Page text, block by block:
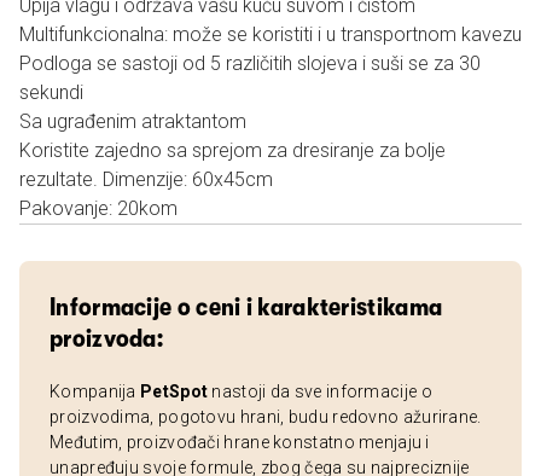
Upija vlagu i održava vašu kuću suvom i čistom
Multifunkcionalna: može se koristiti i u transportnom kavezu
Podloga se sastoji od 5 različitih slojeva i suši se za 30
sekundi
Sa ugrađenim atraktantom
Koristite zajedno sa sprejom za dresiranje za bolje
rezultate. Dimenzije: 60x45cm
Pakovanje: 20kom
Informacije o ceni i karakteristikama
proizvoda:
Kompanija PetSpot nastoji da sve informacije o
proizvodima, pogotovu hrani, budu redovno ažurirane.
Međutim, proizvođači hrane konstatno menjaju i
unapređuju svoje formule, zbog čega su najpreciznije